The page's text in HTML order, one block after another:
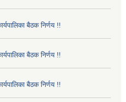
बैठक निर्णय !!
बैठक निर्णय !!
बैठक निर्णय !!